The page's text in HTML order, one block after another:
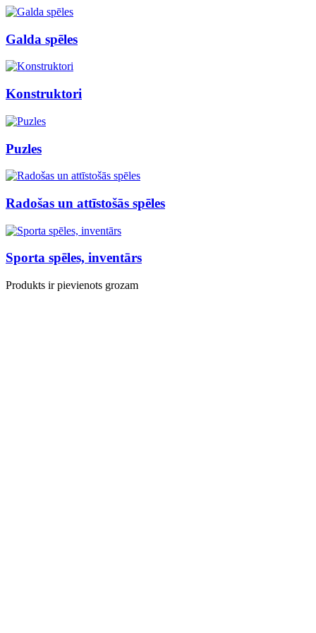
Galda spēles
Konstruktori
Puzles
Radošas un attīstošās spēles
Sporta spēles, inventārs
Produkts ir pievienots grozam